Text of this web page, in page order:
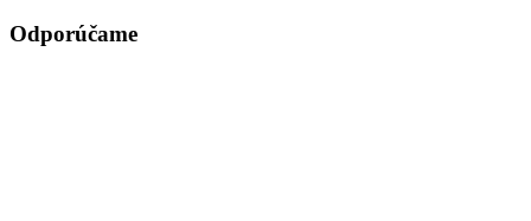
Odporúčame